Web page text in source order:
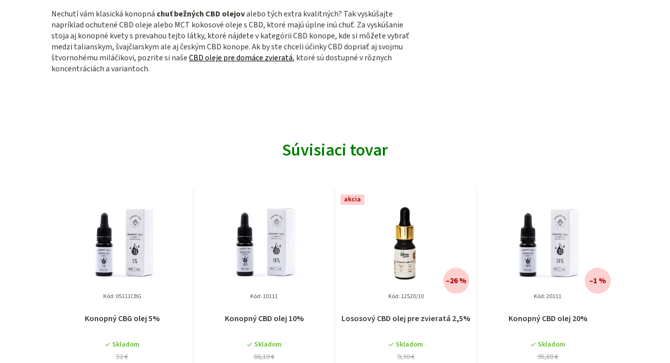
Nechutí vám klasická konopná chuť bežných CBD olejovalebo tých extra kvalitných? Tak vyskúšajte
napríklad ochutené CBD oleje alebo MCT kokosové oleje s CBD, ktoré majú úplne inú chuť. Za vyskúšanie
stoja aj konopné kvety s prevahou tejto látky, ktoré nájdete v kategórii CBD konope, kde si môžete vybrať
medzi talianskym, švajčiarskym ale aj českým CBD konope. Ak by ste chceli účinky CBD dopriať aj svojmu
štvornohému miláčikovi, pozrite si našeCBD oleje pre domáce zvieratá, ktoré sú dostupné v rôznych
koncentráciách a variantoch.
Súvisiaci tovar
Konopný CBG olej 5%
Skladom
52 €
Kód: 05111CBG
Konopný CBD olej 10%
Skladom
66,10 €
Kód: 10111
akcia
Lososový CBD olej pre zvieratá 2,5%
Skladom
9,30 €
–26 %
Kód: 12520/10
Konopný CBD olej 20%
Skladom
95,80 €
–1 %
Kód:20111